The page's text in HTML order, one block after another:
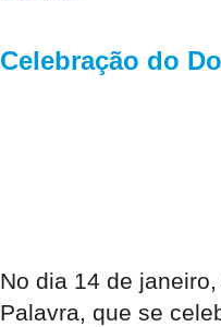
Celebração do
No dia 14 de
Palavra, que se